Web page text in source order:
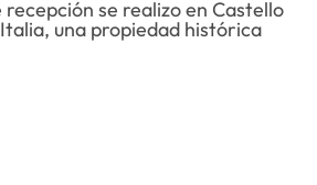
una propiedad histórica